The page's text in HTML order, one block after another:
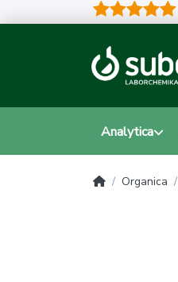
Analytica
Organica